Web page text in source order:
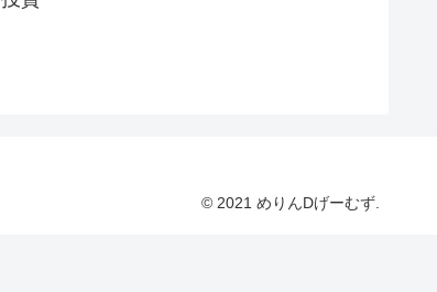
© 2021 めりんDげーむず.